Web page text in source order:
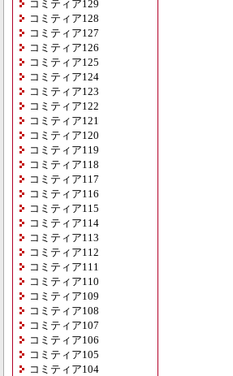
コミティア129
コミティア128
コミティア127
コミティア126
コミティア125
コミティア124
コミティア123
コミティア122
コミティア121
コミティア120
コミティア119
コミティア118
コミティア117
コミティア116
コミティア115
コミティア114
コミティア113
コミティア112
コミティア111
コミティア110
コミティア109
コミティア108
コミティア107
コミティア106
コミティア105
コミティア104